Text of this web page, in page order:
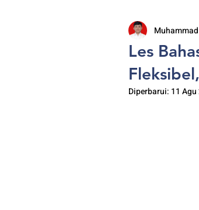
Les
Diperbarui: 11